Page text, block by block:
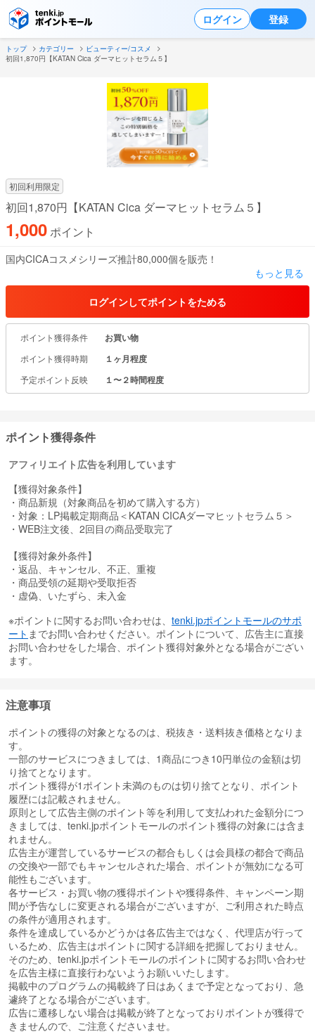
ログイン 登録
トップ カテゴリー
ビューティー/コスメ
初回1,870円【KATAN Cica ダーマヒットセラム５】
初回利用限定
初回1,870円【KATAN Cica ダーマヒットセラム５】
1,000ポイント
国内CICAコスメシリーズ推計80,000個を販売！
赤西仁のYoutubeチャンネル「NO GOOD TV」でも紹介された
KATANが240日もの歳月を費やして開発した新商品がついにリリー
ス！
・肌の乾燥が気になる
・若々しい肌を取り戻したい
・肌のキメを整えたい
・スキンケアを深く浸透させたい
こんな悩みがある方にオススメの美容液です！
CICA DERMAヒットセラムは、洗顔後、一番最初に塗ることでスキ
ンケアの浸透力を高める効果があります。
チクチク感が慣れない方は、化粧水をつけ、お肌にうるおいを与え
た後にお使いください。
◆LPのみの特典◆
（通常価格：3740円/税込 → 1,870円/税込）
特典02：2回目以降20％OFF
特典03：いつでも解約OK！
もっと見る
ログインしてポイントをためる
ポイント獲得条件 お買い物
ポイント獲得時期 １ヶ月程度
予定ポイント反映 １〜２時間程度
ポイント獲得条件
アフィリエイト広告を利用しています
【獲得対象条件】
・商品新規（対象商品を初めて購入する方）
・対象：LP掲載定期商品＜KATAN CICAダーマヒットセラム５＞
・WEB注文後、2回目の商品受取完了
【獲得対象外条件】
・返品、キャンセル、不正、重複
・商品受領の延期や受取拒否
・虚偽、いたずら、未入金
※ポイントに関するお問い合わせは、 tenki.jpポイントモールのサポ
ート までお問い合わせください。ポイントについて、広告主に直接
お問い合わせをした場合、ポイント獲得対象外となる場合がござい
ます。
注意事項
ポイントの獲得の対象となるのは、税抜き・送料抜き価格となりま
す。
一部のサービスにつきましては、1商品につき10円単位の金額は切
り捨てとなります。
ポイント獲得が1ポイント未満のものは切り捨てとなり、ポイント
履歴には記載されません。
原則として広告主側のポイント等を利用して支払われた金額分につ
きましては、tenki.jpポイントモールのポイント獲得の対象には含ま
れません。
広告主が運営しているサービスの都合もしくは会員様の都合で商品
の交換や一部でもキャンセルされた場合、ポイントが無効になる可
能性もございます。
各サービス・お買い物の獲得ポイントや獲得条件、キャンペーン期
間が予告なしに変更される場合がございますが、ご利用された時点
の条件が適用されます。
条件を達成しているかどうかは各広告主ではなく、代理店が行って
いるため、広告主はポイントに関する詳細を把握しておりません。
そのため、tenki.jpポイントモールのポイントに関するお問い合わせ
を広告主様に直接行わないようお願いいたします。
掲載中のプログラムの掲載終了日はあくまで予定となっており、急
遽終了となる場合がございます。
広告に遷移しない場合は掲載が終了となっておりポイントが獲得で
きませんので、ご注意くださいませ。